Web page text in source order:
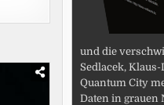
und die
Sedlacek,
Quantum City
Daten in grauen